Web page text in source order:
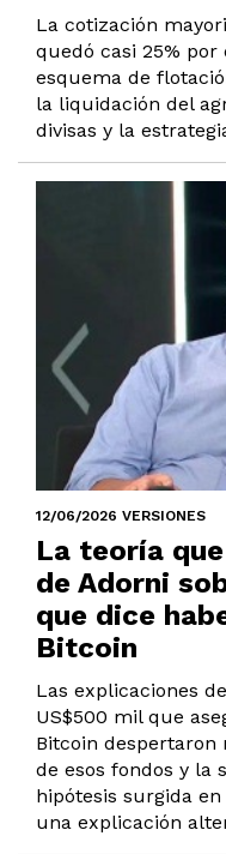
La cotización
quedó casi 25%
esquema de
la liquidación del
divisas y la
12/06/2026 VERSIONES
La teoría
de Adorni
que dice
Bitcoin
Las explicaciones
US$500 mil que
Bitcoin despertaron
de esos fondos y la
hipótesis surgida
una explicación